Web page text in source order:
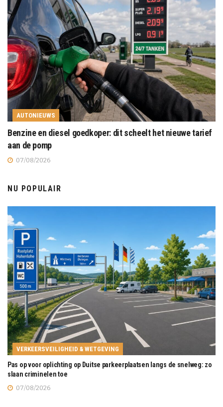
AUTONIEUWS
Benzine en diesel goedkoper: dit scheelt het nieuwe tarief
aan de pomp
07/08/2026
NU POPULAIR
VERKEERSVEILIGHEID & WETGEVING
Pas op voor oplichting op Duitse parkeerplaatsen langs de snelweg: zo
slaan criminelen toe
07/08/2026